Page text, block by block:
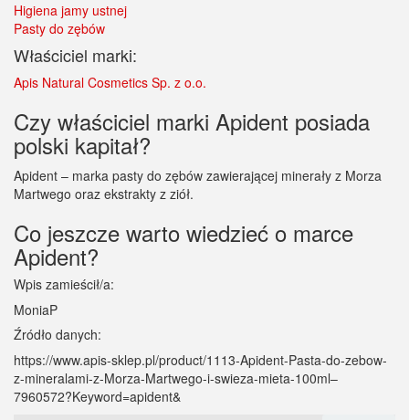
Higiena jamy ustnej
Pasty do zębów
Właściciel marki:
Apis Natural Cosmetics Sp. z o.o.
Czy właściciel marki Apident posiada
polski kapitał?
Apident – marka pasty do zębów zawierającej minerały z Morza
Martwego oraz ekstrakty z ziół.
Co jeszcze warto wiedzieć o marce
Apident?
Wpis zamieścił/a:
MoniaP
Źródło danych:
https://www.apis-sklep.pl/product/1113-Apident-Pasta-do-zebow-
z-mineralami-z-Morza-Martwego-i-swieza-mieta-100ml–
7960572?Keyword=apident&